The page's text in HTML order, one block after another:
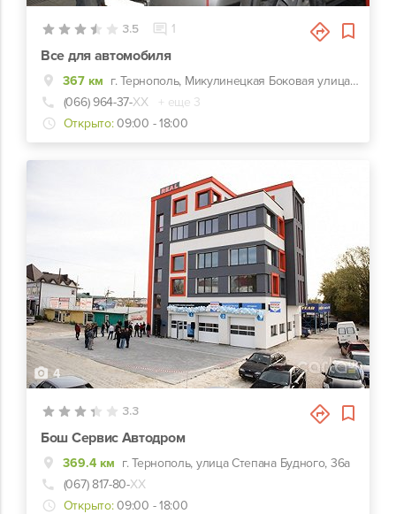
3.5 1
Все для автомобиля
367 км
г. Тернополь, Микулинецкая Боковая улица, 10/1
(066) 964-37-ХХ
+ еще 3
Открыто: 09:00 - 18:00
4
3.3
Бош Сервис Автодром
369.4 км г. Тернополь, улица Степана Будного, 36а
(067) 817-80-ХХ
Открыто: 09:00 - 18:00